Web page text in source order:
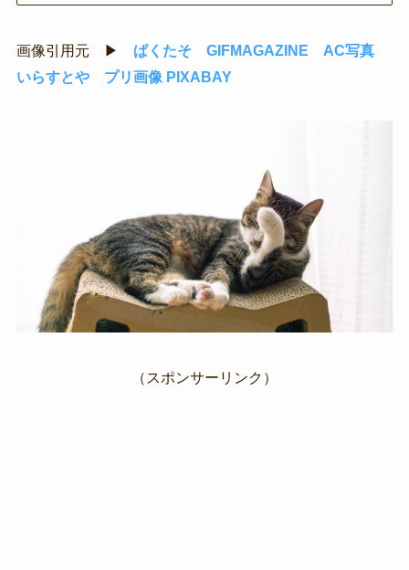
画像引用元 ▶ ぱくたそ GIFMAGAZINE
AC写真
いらすとや
プリ画像 PIXABAY
（スポンサーリンク）